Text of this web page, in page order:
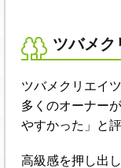
ツバメク
ツバメクリエイ
多くのオーナー
やすかった」と
高級感を押し出